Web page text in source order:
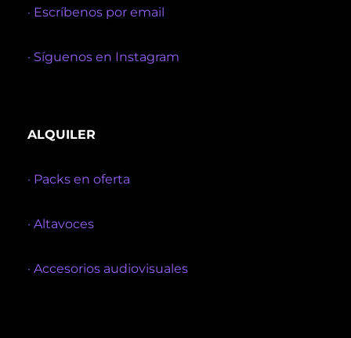
· Escríbenos por email
· Síguenos en Instagram
ALQUILER
· Packs en oferta
· Altavoces
· Accesorios audiovisuales